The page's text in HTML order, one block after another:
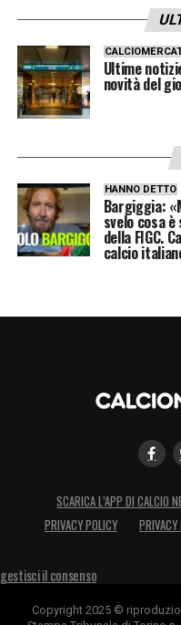
Ultime
novità del
HANNO DETTO
Bargiggia:
svelo cosa
della FIGC.
calcio
SCARICA L’APP DI CALCIO
PRIVACY POLICY
PRIVACY
gestisci il consenso
Copyright 2025 ©